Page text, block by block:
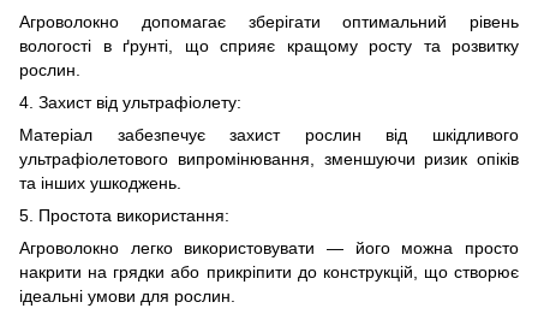
Агроволокно допомагає зберігати оптимальний рівень
вологості в ґрунті, що сприяє кращому росту та розвитку
рослин.
4. Захист від ультрафіолету:
Матеріал забезпечує захист рослин від шкідливого
ультрафіолетового випромінювання, зменшуючи ризик опіків
та інших ушкоджень.
5. Простота використання:
Агроволокно легко використовувати — його можна просто
накрити на грядки або прикріпити до конструкцій, що створює
ідеальні умови для рослин.